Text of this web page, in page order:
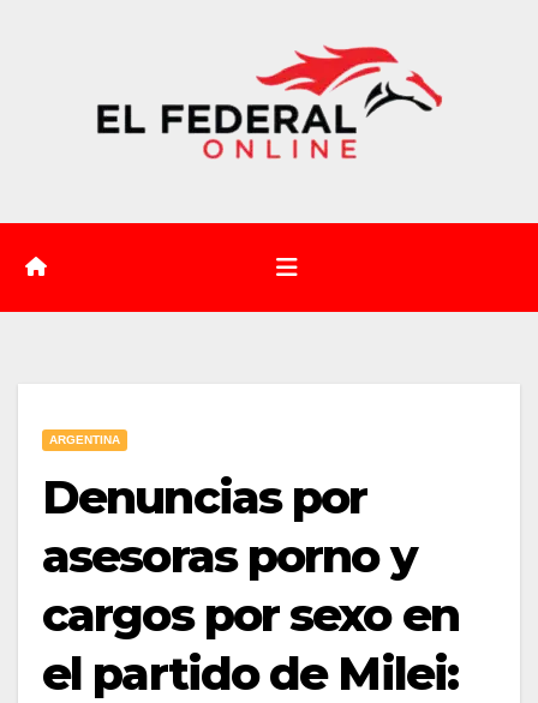
ARGENTINA
Denuncias por
asesoras porno y
cargos por sexo en
el partido de Milei: